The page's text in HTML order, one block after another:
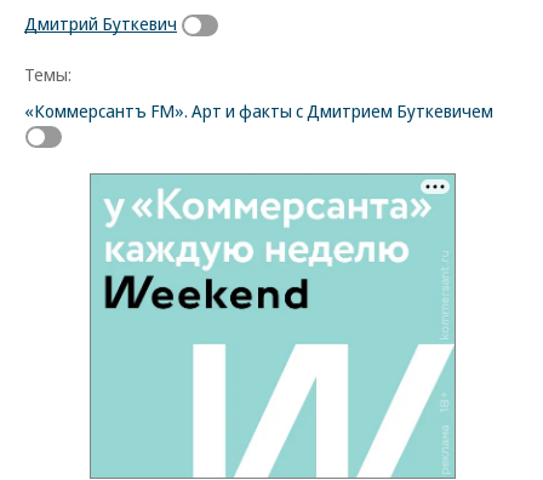
Дмитрий Буткевич
Темы:
«Коммерсантъ FM». Арт и факты с Дмитрием Буткевичем